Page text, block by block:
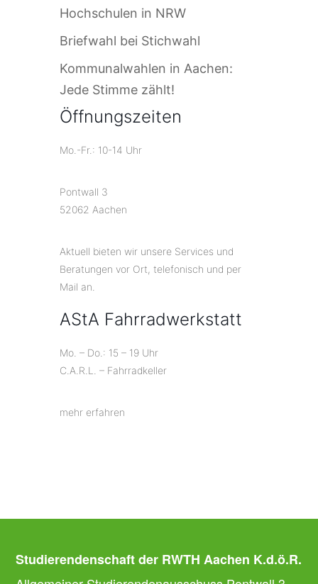
Hochschulen in NRW
Briefwahl bei Stichwahl
Kommunalwahlen in Aachen:
Jede Stimme zählt!
Öffnungszeiten
Mo.-Fr.: 10-14 Uhr
Pontwall 3
52062 Aachen
Aktuell bieten wir unsere Services und
Beratungen vor Ort, telefonisch und per
Mail an.
AStA Fahrradwerkstatt
Mo. – Do.: 15 – 19 Uhr
C.A.R.L. – Fahrradkeller
mehr erfahren
Studierendenschaft der RWTH Aachen K.d.ö.R.